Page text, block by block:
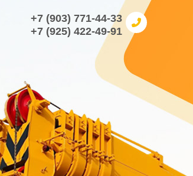
+7 (903) 771-44-33
+7 (925) 422-49-91